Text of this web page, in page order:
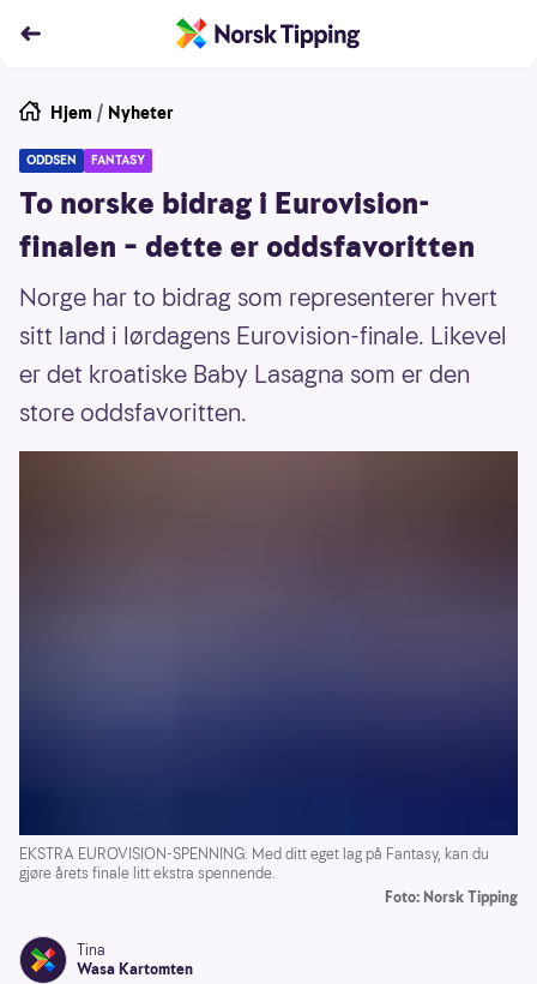
Hjem / Nyheter
ODDSEN FANTASY
To norske bidrag i Eurovision-
finalen – dette er oddsfavoritten
Norge har to bidrag som representerer hvert
sitt land i lørdagens Eurovision-finale. Likevel
er det kroatiske Baby Lasagna som er den
store oddsfavoritten.
EKSTRA EUROVISION-SPENNING: Med ditt eget lag på Fantasy, kan du
gjøre årets finale litt ekstra spennende.
Foto: Norsk Tipping
Tina
Wasa Kartomten